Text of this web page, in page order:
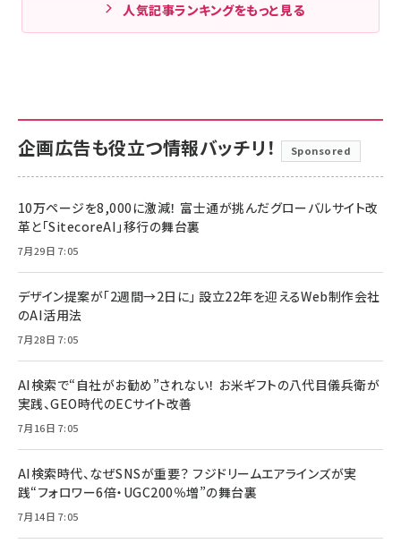
人気記事ランキングをもっと見る
企画広告も役立つ情報バッチリ！ Sponsored
10万ページを8,000に激減！ 富士通が挑んだグローバルサイト改
革と「SitecoreAI」移行の舞台裏
7月29日 7:05
デザイン提案が「2週間→2日に」 設立22年を迎えるWeb制作会社
のAI活用法
7月28日 7:05
AI検索で“自社がお勧め”されない！ お米ギフトの八代目儀兵衛が
実践、GEO時代のECサイト改善
7月16日 7:05
AI検索時代、なぜSNSが重要？ フジドリームエアラインズが実
践“フォロワー6倍・UGC200％増”の舞台裏
7月14日 7:05